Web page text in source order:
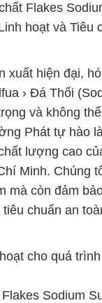
Flakes
hoạt và Tiêu
xuất hiện đại,
› Đá Thối
và không
Phát tự hào
lượng cao
Minh. Chúng
mà còn đảm
chuẩn an
cho quá
Sodium